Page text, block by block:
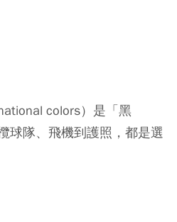
colors）是「黑
球隊、飛機到護照，都是選